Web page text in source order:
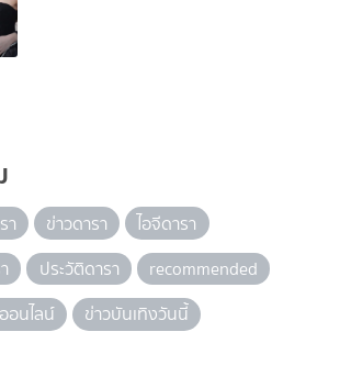
า ข่าวดารา
ไอจีดารา
ประวัติดารา
recommended
อนไลน์ ข่าวบันเทิงวันนี้